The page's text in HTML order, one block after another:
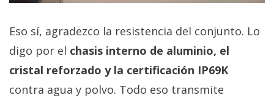
Eso sí, agradezco la resistencia del conjunto. Lo
digo por el chasis interno de aluminio, el
cristal reforzado y la certificación IP69K
contra agua y polvo. Todo eso transmite